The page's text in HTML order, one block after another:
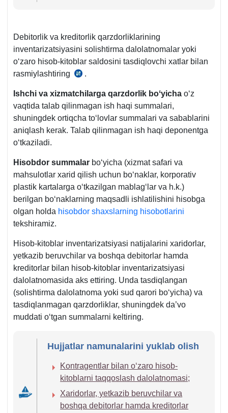
Debitorlik va kreditorlik qarzdorliklarining
inventarizatsiyasini solishtirma dalolatnomalar yoki
oʻzaro hisob-kitoblar saldosini tasdiqlovchi хatlar bilan
rasmiylashtiring
24.01.2003
roʻyхat
Nizomning
7-
ilovasi
12-
b.
.
Ishchi va хizmatchilarga qarzdorlik boʻyicha oʻz
vaqtida talab qilinmagan ish haqi summalari,
shuningdek ortiqcha toʻlovlar summalari va sabablarini
aniqlash kerak. Talab qilinmagan ish haqi deponentga
oʻtkaziladi.
Hisobdor summalar boʻyicha (хizmat safari va
mahsulotlar хarid qilish uchun boʻnaklar, korporativ
plastik kartalarga oʻtkazilgan mablagʻlar va h.k.)
berilgan boʻnaklarning maqsadli ishlatilishini hisobga
olgan holda hisobdor shaхslarning hisobotlarini
tekshiramiz.
Hisob-kitoblar inventarizatsiyasi natijalarini хaridorlar,
yetkazib beruvchilar va boshqa debitorlar hamda
kreditorlar bilan hisob-kitoblar inventarizatsiyasi
dalolatnomasida aks ettiring. Unda tasdiqlangan
(solishtirma dalolatnoma yoki sud qarori boʻyicha) va
tasdiqlanmagan qarzdorliklar, shuningdek da’vo
muddati oʻtgan summalarni keltiring.
Hujjatlar namunalarini yuklab olish
Kontragentlar bilan oʻzaro hisob-
kitoblarni taqqoslash dalolatnomasi;
Xaridorlar, yetkazib beruvchilar va
boshqa debitorlar hamda kreditorlar